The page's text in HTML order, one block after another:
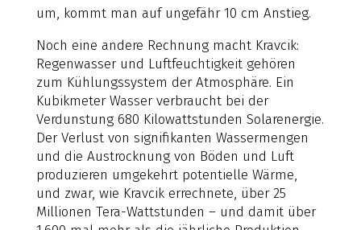
um, kommt man auf ungefähr 10 cm Anstieg.
Noch eine andere Rechnung macht Kravcik:
Regenwasser und Luftfeuchtigkeit gehören
zum Kühlungssystem der Atmosphäre. Ein
Kubikmeter Wasser verbraucht bei der
Verdunstung 680 Kilowattstunden Solarenergie.
Der Verlust von signifikanten Wassermengen
und die Austrocknung von Böden und Luft
produzieren umgekehrt potentielle Wärme,
und zwar, wie Kravcik errechnete, über 25
Millionen Tera-Wattstunden – und damit über